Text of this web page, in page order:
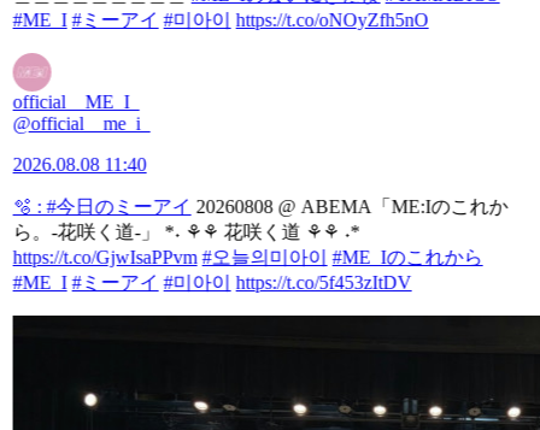
#ME_I #ミーアイ #미아이 https://t.co/oNOyZfh5nO
official__ME_I_
@official__me_i_
2026.08.08 11:40
🫧 :#今日のミーアイ 20260808 @ ABEMA「ME:Iのこれか
ら。-花咲く道-」 *˖ ⚘⚘ 花咲く道 ⚘⚘ ˖*
https://t.co/GjwIsaPPvm #오늘의미아이
#ME_Iのこれから
#ME_I #ミーアイ #미아이 https://t.co/5f453zItDV